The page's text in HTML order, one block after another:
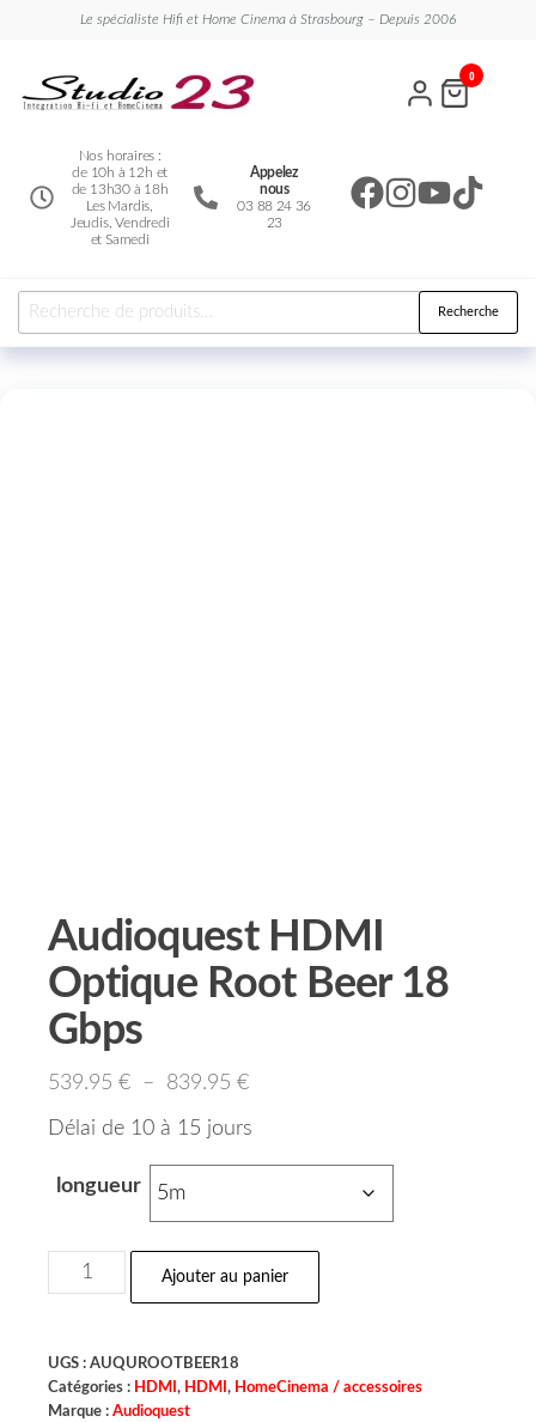
Le spécialiste Hifi et Home Cinema à Strasbourg – Depuis 2006
Nos horaires :
de 10h à 12h et
de 13h30 à 18h
Les Mardis,
Jeudis, Vendredi
et Samedi
Appelez
nous
03 88 24 36
23
0
Recherche
Audioquest HDMI
Optique Root Beer 18
Gbps
539.95 € – 839.95 €
Délai de 10 à 15 jours
longueur
Ajouter au panier
UGS : AUQUROOTBEER18
Catégories : HDMI , HDMI , HomeCinema / accessoires
Marque : Audioquest